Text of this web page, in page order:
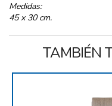
Medidas:
45 x 30 cm.
TAMBIÉN